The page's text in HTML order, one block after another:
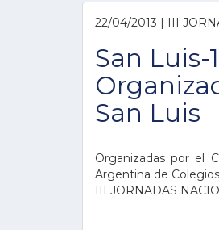
22/04/2013 | III
San Luis-
San Luis
Organizadas por el
Argentina de
III JORNADAS